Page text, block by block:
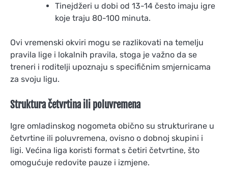
Tinejdžeri u dobi od 13-14 često imaju igre
koje traju 80-100 minuta.
Ovi vremenski okviri mogu se razlikovati na temelju
pravila lige i lokalnih pravila, stoga je važno da se
treneri i roditelji upoznaju s specifičnim smjernicama
za svoju ligu.
Struktura četvrtina ili poluvremena
Igre omladinskog nogometa obično su strukturirane u
četvrtine ili poluvremena, ovisno o dobnoj skupini i
ligi. Većina liga koristi format s četiri četvrtine, što
omogućuje redovite pauze i izmjene.